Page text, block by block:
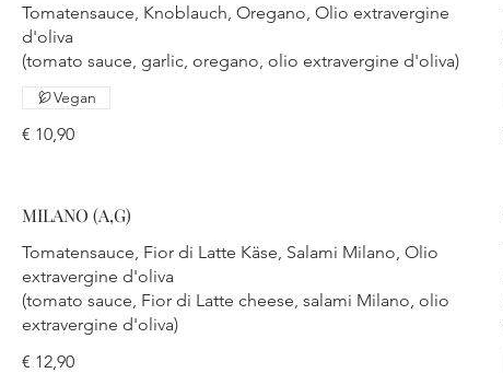
Tomatensauce, Knoblauch, Oregano, Olio extravergine
d'oliva
(tomato sauce, garlic, oregano, olio extravergine d'oliva)
€ 10,90
Vegan
MILANO (A,G)
Tomatensauce, Fior di Latte Käse, Salami Milano, Olio
extravergine d'oliva
(tomato sauce, Fior di Latte cheese, salami Milano, olio
extravergine d'oliva)
€ 12,90